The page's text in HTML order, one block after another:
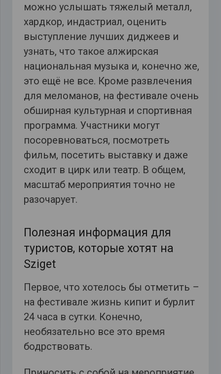
можно услышать тяжелый металл,
хардкор, индастриал, оценить
выступление лучших диджеев и
узнать, что такое алжирская
национальная музыка и, конечно же,
это ещё не все. Кроме развлечения
для меломанов, на фестивале очень
обширная культурная и спортивная
программа. Участники могут
посоревноваться, посмотреть
фильм, посетить выставку и даже
сходит в цирк или театр. В общем,
масштаб мероприятия точно не
разочарует.
Полезная информация для
туристов, которые хотят на
Sziget
Первое, что хотелось бы отметить –
на фестивале жизнь кипит и бурлит
24 часа в сутки. Конечно,
необязательно все это время
бодрствовать.